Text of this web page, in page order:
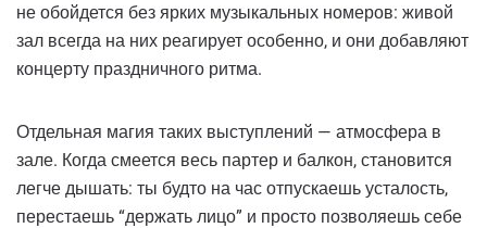
не обойдется без ярких музыкальных номеров: живой
зал всегда на них реагирует особенно, и они добавляют
концерту праздничного ритма.
Отдельная магия таких выступлений — атмосфера в
зале. Когда смеется весь партер и балкон, становится
легче дышать: ты будто на час отпускаешь усталость,
перестаешь “держать лицо” и просто позволяешь себе